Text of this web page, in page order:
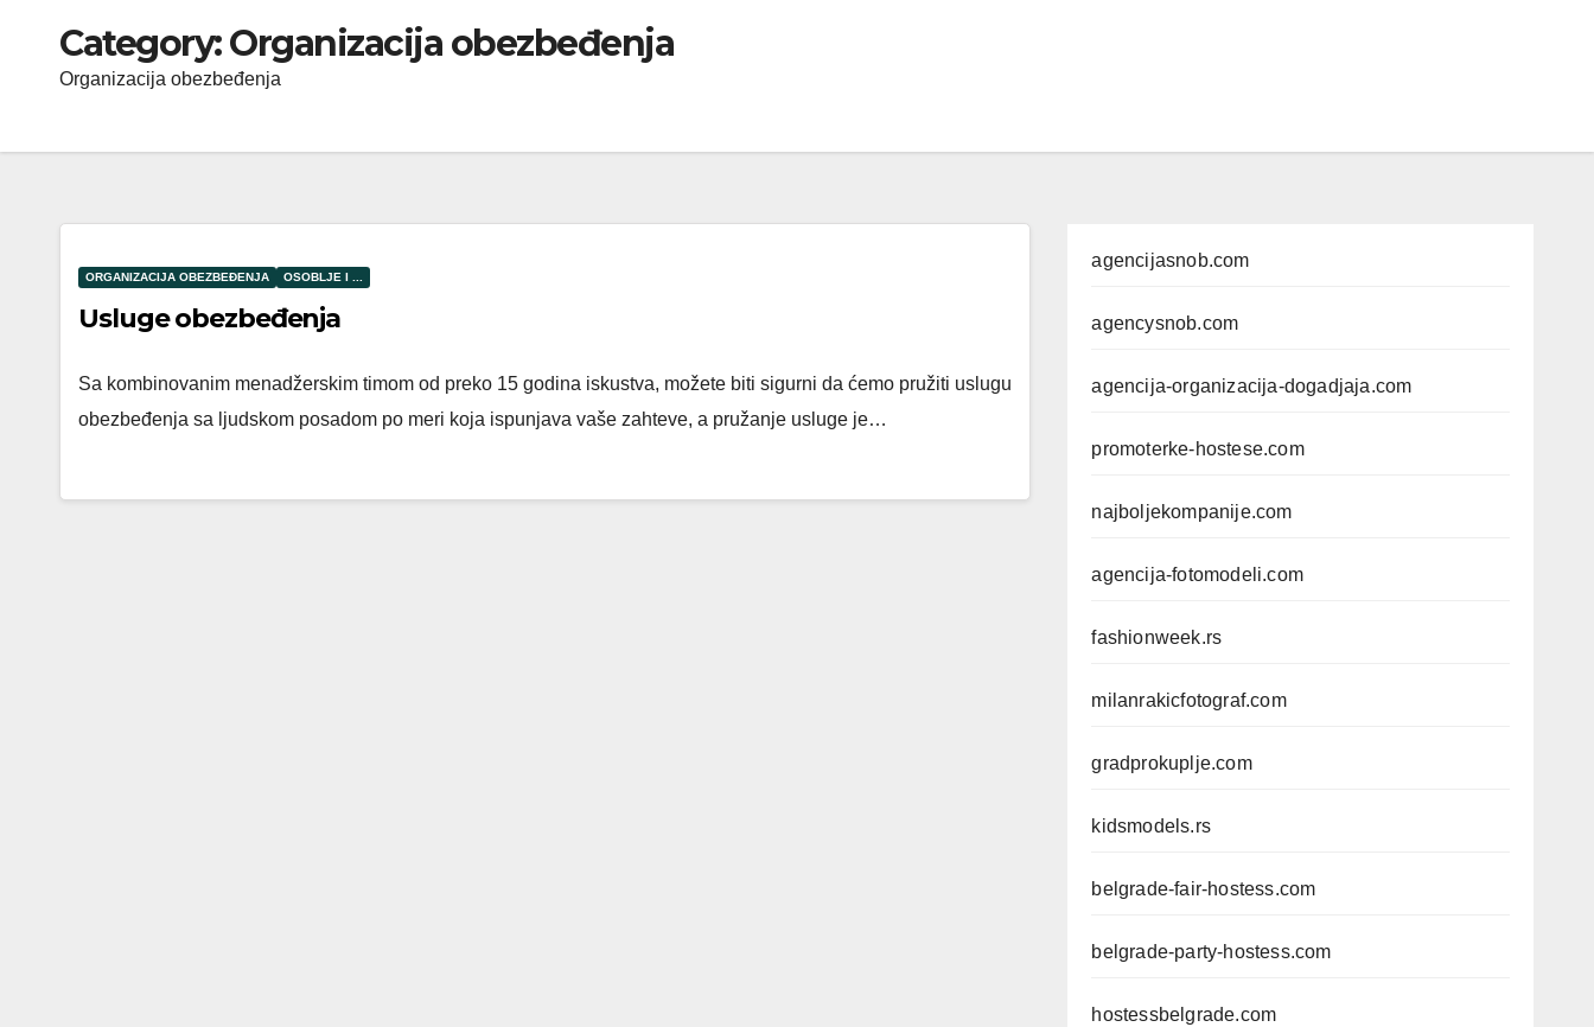
Category:Organizacija obezbeđenja
Organizacija obezbeđenja
ORGANIZACIJA OBEZBEĐENJA OSOBLJE I ...
Usluge obezbeđenja
Sa kombinovanim menadžerskim timom od preko 15 godina iskustva, možete biti sigurni da ćemo pružiti uslugu
obezbeđenja sa ljudskom posadom po meri koja ispunjava vaše zahteve, a pružanje usluge je…
agencijasnob.com
agencysnob.com
agencija-organizacija-dogadjaja.com
promoterke-hostese.com
najboljekompanije.com
agencija-fotomodeli.com
fashionweek.rs
milanrakicfotograf.com
gradprokuplje.com
kidsmodels.rs
belgrade-fair-hostess.com
belgrade-party-hostess.com
hostessbelgrade.com